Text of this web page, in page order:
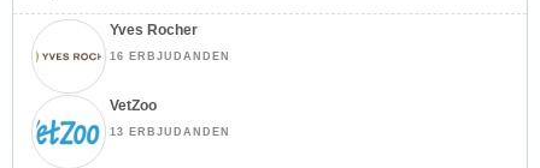
Yves Rocher
16 ERBJUDANDEN
VetZoo
13 ERBJUDANDEN